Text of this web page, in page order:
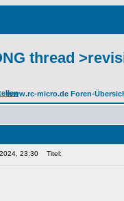
thread
www.rc-micro.de Foren-
23:30 Titel: